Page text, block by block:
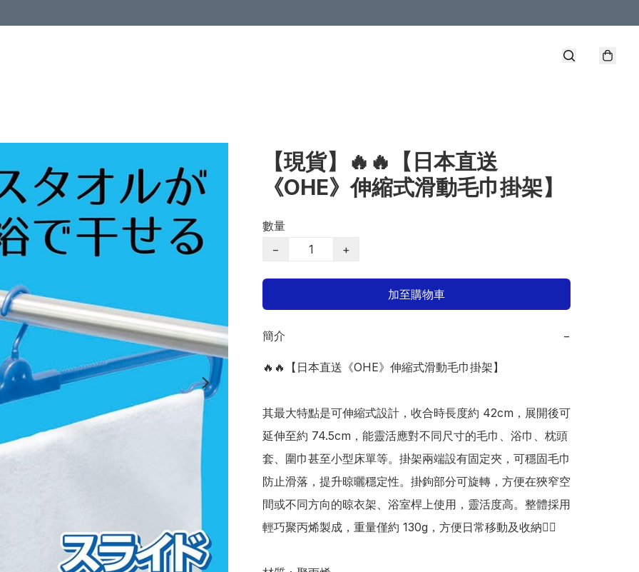
【現貨】🔥🔥【日本直送
《OHE》伸縮式滑動毛巾掛架】
數量
−
+
加至購物車
簡介 −
🔥🔥【日本直送《OHE》伸縮式滑動毛巾掛架】
其最大特點是可伸縮式設計，收合時長度約 42cm，展開後可
延伸至約 74.5cm，能靈活應對不同尺寸的毛巾、浴巾、枕頭
套、圍巾甚至小型床單等。掛架兩端設有固定夾，可穩固毛巾
防止滑落，提升晾曬穩定性。掛鉤部分可旋轉，方便在狹窄空
間或不同方向的晾衣架、浴室桿上使用，靈活度高。整體採用
輕巧聚丙烯製成，重量僅約 130g，方便日常移動及收納👍🏻